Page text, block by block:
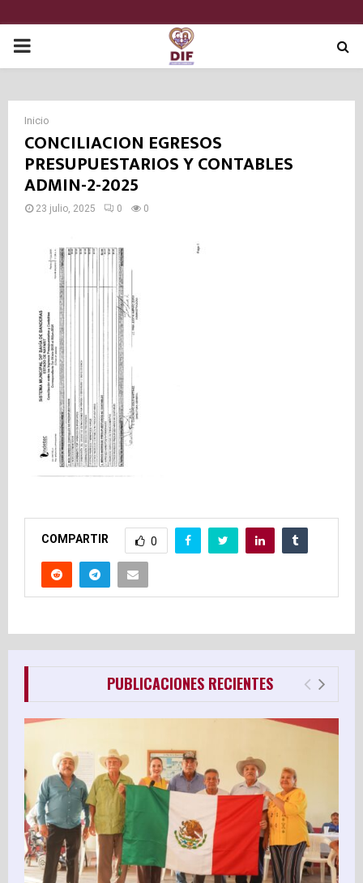
P
M
Inicio
CONCILIACION EGRESOS
PRESUPUESTARIOS Y CONTABLES
ADMIN-2-2025
23 julio, 2025 0 0
COMPARTIR 0
PUBLICACIONES RECIENTES